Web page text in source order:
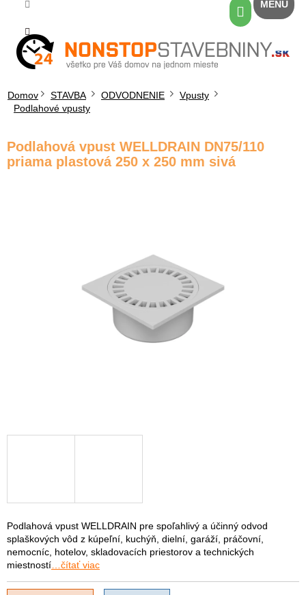
obsah
Nákupný
košík
Domov STAVBA ODVODNENIE
Vpusty
Podlahové vpusty
Podlahová vpust WELLDRAIN DN75/110
priama plastová 250 x 250 mm sivá
Podlahová vpust WELLDRAIN pre spoľahlivý a účinný odvod
splaškových vôd z kúpeľní, kuchýň, dielní, garáží, práčovní,
nemocníc, hotelov, skladovacích priestorov a technických
miestností …čítať viac